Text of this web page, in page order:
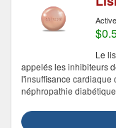
Le
appelés les inhibiteurs
l'insuffisance cardiaque
néphropathie